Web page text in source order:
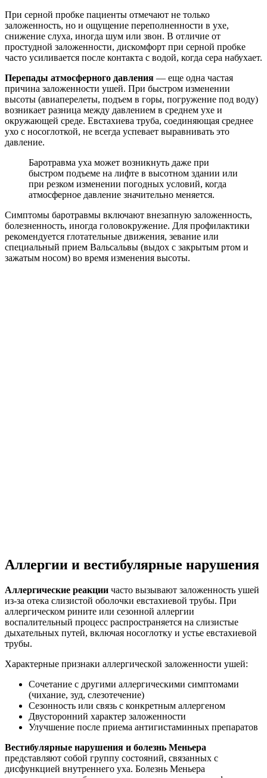
При серной пробке пациенты отмечают не только
заложенность, но и ощущение переполненности в ухе,
снижение слуха, иногда шум или звон. В отличие от
простудной заложенности, дискомфорт при серной пробке
часто усиливается после контакта с водой, когда сера набухает.
Перепады атмосферного давления — еще одна частая
причина заложенности ушей. При быстром изменении
высоты (авиаперелеты, подъем в горы, погружение под воду)
возникает разница между давлением в среднем ухе и
окружающей среде. Евстахиева труба, соединяющая среднее
ухо с носоглоткой, не всегда успевает выравнивать это
давление.
Баротравма уха может возникнуть даже при
быстром подъеме на лифте в высотном здании или
при резком изменении погодных условий, когда
атмосферное давление значительно меняется.
Симптомы баротравмы включают внезапную заложенность,
болезненность, иногда головокружение. Для профилактики
рекомендуется глотательные движения, зевание или
специальный прием Вальсальвы (выдох с закрытым ртом и
зажатым носом) во время изменения высоты.
Аллергии и вестибулярные нарушения
Аллергические реакции часто вызывают заложенность ушей
из-за отека слизистой оболочки евстахиевой трубы. При
аллергическом рините или сезонной аллергии
воспалительный процесс распространяется на слизистые
дыхательных путей, включая носоглотку и устье евстахиевой
трубы.
Характерные признаки аллергической заложенности ушей:
Сочетание с другими аллергическими симптомами
(чихание, зуд, слезотечение)
Сезонность или связь с конкретным аллергеном
Двусторонний характер заложенности
Улучшение после приема антигистаминных препаратов
Вестибулярные нарушения и болезнь Меньера
представляют собой группу состояний, связанных с
дисфункцией внутреннего уха. Болезнь Меньера